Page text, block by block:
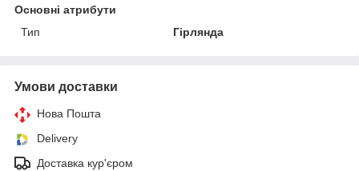
Основні атрибути
Тип
Гірлянда
Умови доставки
Нова Пошта
Delivery
Доставка кур'єром